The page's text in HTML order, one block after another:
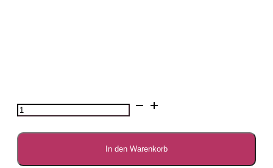
Garderobe
Presa
Menge
In den Warenkorb